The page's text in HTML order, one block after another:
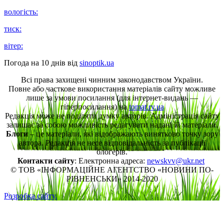
вологість:
тиск:
вітер:
Погода на 10 днів від sinoptik.ua
Всі права захищені чинним законодавством України.
Повне або часткове використання матеріалів сайту можливе
лише за умови посилання (для інтернет-видань —
гіперпосилання) наtomat.rv.ua
Редакція може не поділяти думку авторів. Адміністрація сайту
залишає за собою можливість редагувати надані їй матеріали.
Блоги– це матеріали, які відображають винятково точку зору
автора. Редакція не несе відповідальність за публікації
блогерів.
Контакти сайту: Електронна адреса: newskvv@ukr.net
© ТОВ «ІНФОРМАЦІЙНЕ АГЕНТСТВО «НОВИНИ ПО-
РІВНЕНСЬКИ» 2014-2020
Розробка сайту.